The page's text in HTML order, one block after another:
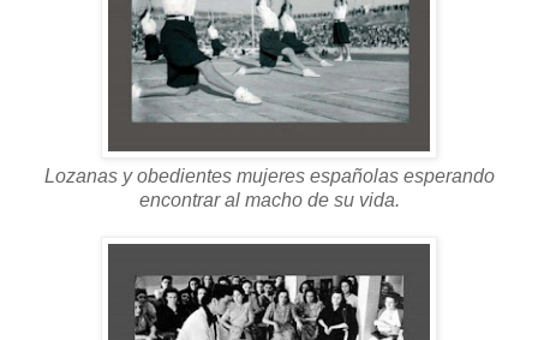
Lozanas y obedientes mujeres españolas esperando
encontrar al macho de su vida.